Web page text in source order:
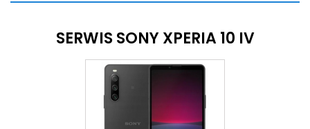
SERWIS SONY XPERIA 10 IV